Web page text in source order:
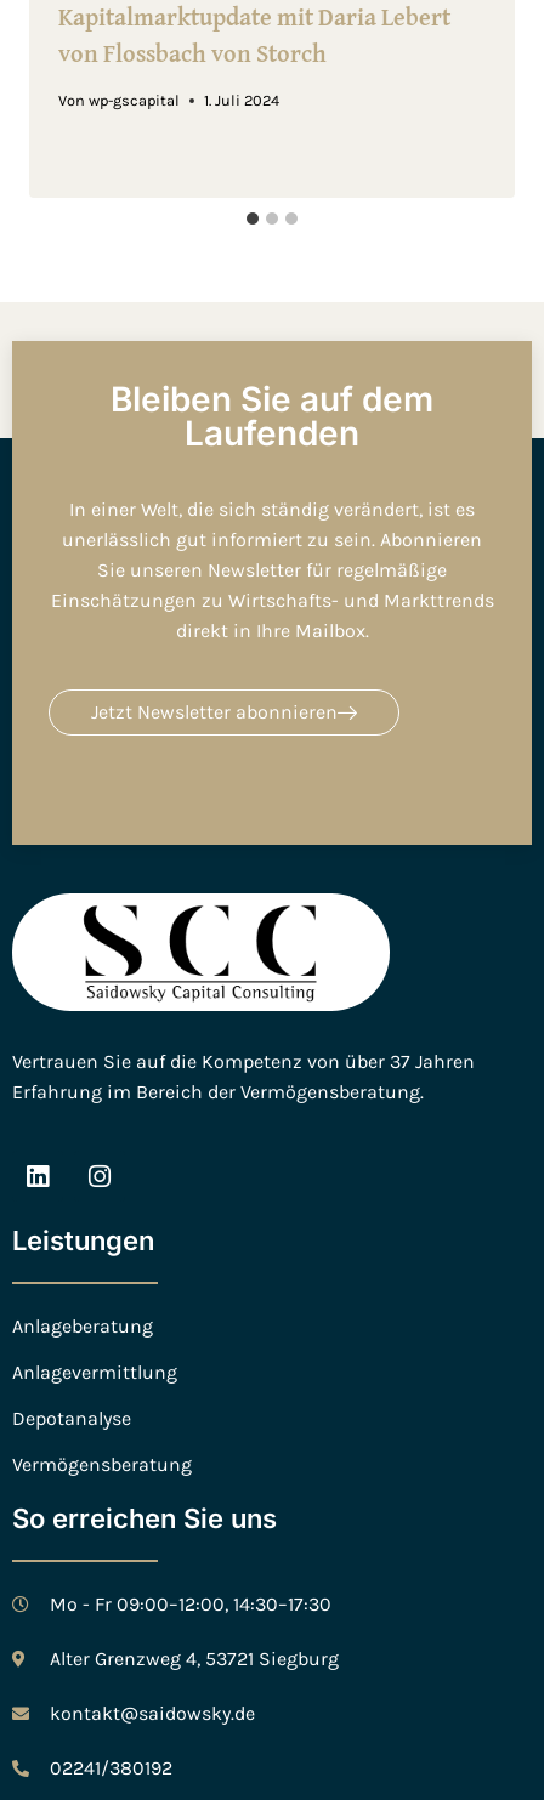
Kapitalmarktupdate mit Daria Lebert
von Flossbach von Storch
Von wp-gscapital 1. Juli 2024
Bleiben Sie auf dem
Laufenden
In einer Welt, die sich ständig verändert, ist es
unerlässlich gut informiert zu sein. Abonnieren
Sie unseren Newsletter für regelmäßige
Einschätzungen zu Wirtschafts- und Markttrends
direkt in Ihre Mailbox.
Jetzt Newsletter abonnieren
Vertrauen Sie auf die Kompetenz von über 37 Jahren
Erfahrung im Bereich der Vermögensberatung.
Leistungen
Anlageberatung
Anlagevermittlung
Depotanalyse
Vermögensberatung
So erreichen Sie uns
Mo - Fr 09:00–12:00, 14:30–17:30
Alter Grenzweg 4, 53721 Siegburg
kontakt@saidowsky.de
02241/380192